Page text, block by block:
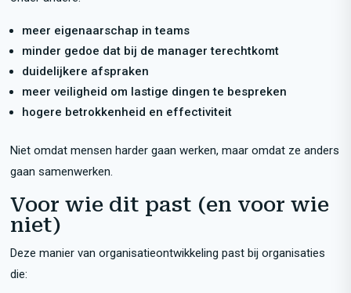
meer eigenaarschap in teams
minder gedoe dat bij de manager terechtkomt
duidelijkere afspraken
meer veiligheid om lastige dingen te bespreken
hogere betrokkenheid en effectiviteit
Niet omdat mensen harder gaan werken, maar omdat ze anders
gaan samenwerken.
Voor wie dit past (en voor wie
niet)
Deze manier van organisatieontwikkeling past bij organisaties
die: